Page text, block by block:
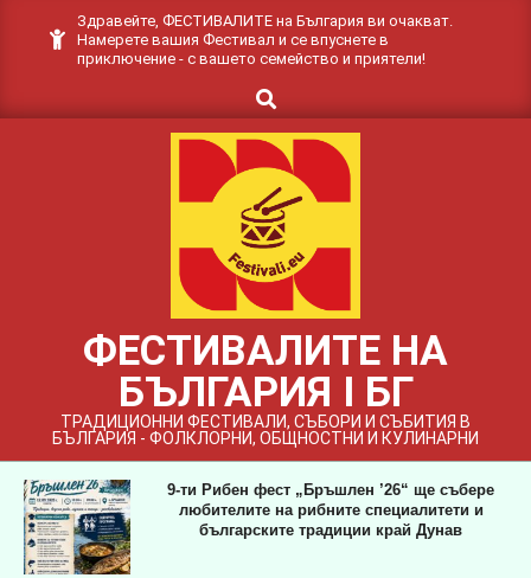
Здравейте, ФЕСТИВАЛИТЕ на България ви очакват.
Намерете вашия Фестивал и се впуснете в
приключение - с вашето семейство и приятели!
Search
ФЕСТИВАЛИТЕ НА
БЪЛГАРИЯ I БГ
ТРАДИЦИОННИ ФЕСТИВАЛИ, СЪБОРИ И СЪБИТИЯ В
БЪЛГАРИЯ - ФОЛКЛОРНИ, ОБЩНОСТНИ И КУЛИНАРНИ
9-ти Рибен фест „Бръшлен ’26“ ще събере
любителите на рибните специалитети и
българските традиции край Дунав